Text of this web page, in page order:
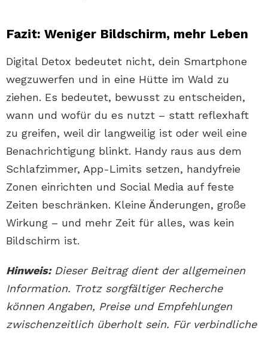
Fazit: Weniger Bildschirm, mehr Leben
Digital Detox bedeutet nicht, dein Smartphone
wegzuwerfen und in eine Hütte im Wald zu
ziehen. Es bedeutet, bewusst zu entscheiden,
wann und wofür du es nutzt – statt reflexhaft
zu greifen, weil dir langweilig ist oder weil eine
Benachrichtigung blinkt. Handy raus aus dem
Schlafzimmer, App-Limits setzen, handyfreie
Zonen einrichten und Social Media auf feste
Zeiten beschränken. Kleine Änderungen, große
Wirkung – und mehr Zeit für alles, was kein
Bildschirm ist.
Hinweis:Dieser Beitrag dient der allgemeinen
Information. Trotz sorgfältiger Recherche
können Angaben, Preise und Empfehlungen
zwischenzeitlich überholt sein. Für verbindliche